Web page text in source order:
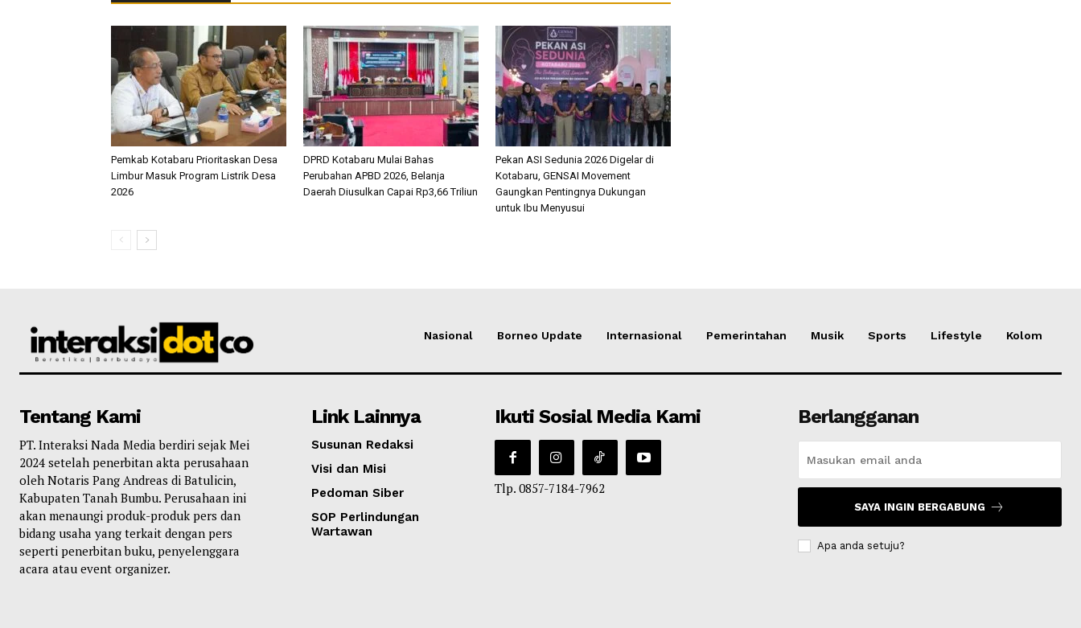
Pemkab Kotabaru Prioritaskan Desa
Limbur Masuk Program Listrik Desa
2026
DPRD Kotabaru Mulai Bahas
Perubahan APBD 2026, Belanja
Daerah Diusulkan Capai Rp3,66 Triliun
Pekan ASI Sedunia 2026 Digelar di
Kotabaru, GENSAI Movement
Gaungkan Pentingnya Dukungan
untuk Ibu Menyusui
Nasional Borneo Update Internasional Pemerintahan Musik Sports Lifestyle Kolom
Tentang Kami
PT. Interaksi Nada Media berdiri sejak Mei
2024 setelah penerbitan akta perusahaan
oleh Notaris Pang Andreas di Batulicin,
Kabupaten Tanah Bumbu. Perusahaan ini
akan menaungi produk-produk pers dan
bidang usaha yang terkait dengan pers
seperti penerbitan buku, penyelenggara
acara atau event organizer.
Link Lainnya
Susunan Redaksi
Visi dan Misi
Pedoman Siber
SOP Perlindungan
Wartawan
Ikuti Sosial Media Kami
Tlp. 0857-7184-7962
Berlangganan
SAYA INGIN BERGABUNG
Apa anda setuju?